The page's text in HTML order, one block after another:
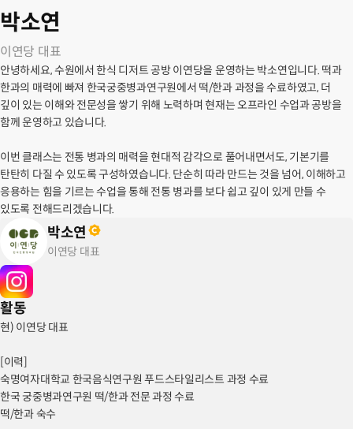
박소연
이연당 대표
안녕하세요, 수원에서 한식 디저트 공방 이연당을 운영하는 박소연입니다. 떡과
한과의 매력에 빠져 한국궁중병과연구원에서 떡/한과 과정을 수료하였고, 더
깊이 있는 이해와 전문성을 쌓기 위해 노력하며 현재는 오프라인 수업과 공방을
함께 운영하고 있습니다.
이번 클래스는 전통 병과의 매력을 현대적 감각으로 풀어내면서도, 기본기를
탄탄히 다질 수 있도록 구성하였습니다. 단순히 따라 만드는 것을 넘어, 이해하고
응용하는 힘을 기르는 수업을 통해 전통 병과를 보다 쉽고 깊이 있게 만들 수
있도록 전해드리겠습니다.
박소연
이연당 대표
활동
현) 이연당 대표
[이력]
숙명여자대학교 한국음식연구원 푸드스타일리스트 과정 수료
한국 궁중병과연구원 떡/한과 전문 과정 수료
떡/한과 숙수